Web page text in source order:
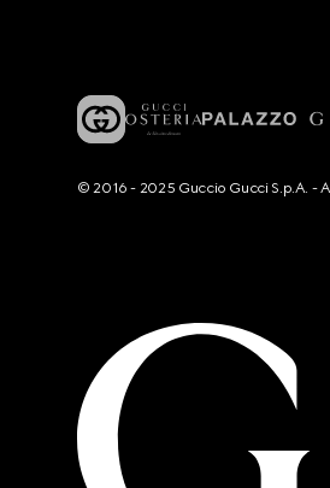
© 2016 - 2025 Guccio Gucci S.p.A. -